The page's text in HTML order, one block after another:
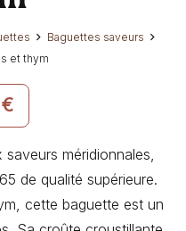
Baguettes saveurs
et thym
€
méridionnales,
de qualité supérieure.
cette baguette est un